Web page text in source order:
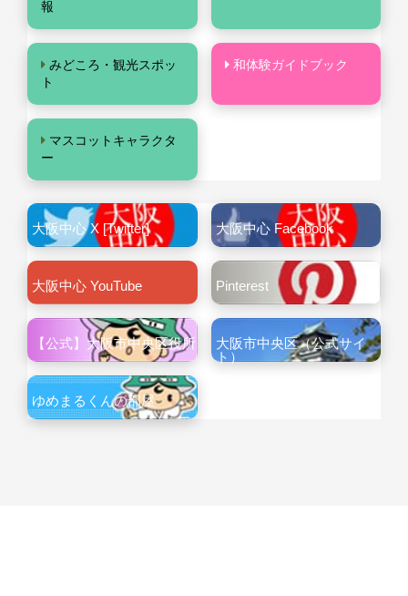
報
みどころ・観光スポッ
ト
和体験ガイドブック
マスコットキャラクタ
ー
大阪中心 X [Twitter] 大阪中心 Facebook
大阪中心 YouTube Pinterest
【公式】大阪市中央区役所
大阪市中央区（公式サイ
ト）
ゆめまるくんの部屋